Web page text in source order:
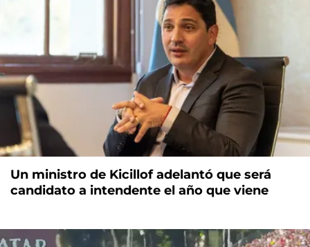
Un ministro de Kicillof adelantó que será
candidato a intendente el año que viene